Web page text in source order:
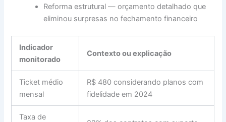
Reforma estrutural — orçamento detalhado que
eliminou surpresas no fechamento financeiro
Indicador
monitorado
Contexto ou explicação
Ticket médio
mensal
R$ 480 considerando planos com
fidelidade em 2024
Taxa de